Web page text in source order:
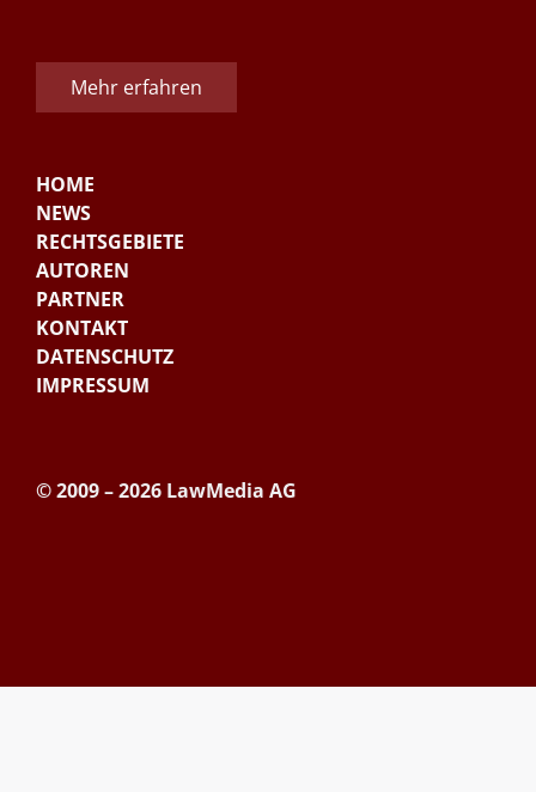
Mehr erfahren
HOME
NEWS
RECHTSGEBIETE
AUTOREN
PARTNER
KONTAKT
DATENSCHUTZ
IMPRESSUM
© 2009 – 2026 LawMedia AG